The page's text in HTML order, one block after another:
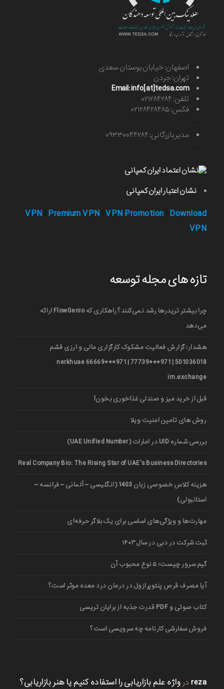
اصفهان: خیابان بوستان سعدی
تهران: جردن
Email: info[at]tedsa.com
تلفن: ۰۲۱۲۸۴۲۸۴
فکس: ۰۲۱۲۸۴۲۸۴۸۵
مدیر بازرگانی: ۰۹۳۳۰۰۴۴۲۸۴
نشان اعتبار ایران کمپانی
VPN Premium VPN VPN Promotion Download
VPN
تازه های مجله توسعه
چرا بیشتر تریدرها رشد نمی‌کنند؟ راهکاری که FlowGenio ارائه
می‌دهد
هشدار: گزارش فعالیت مشکوک کارگزاری مالی و ارزی قشم
501036018 | 971***77739 | 971***66669 nerkhuae
irn.exchange
قبل از خرید میز و صندلی غذاخوری بخون!
روش های تامین امنیت ویلا
بررسی شماره UID در امارات (UAE Unified Number)
Real Company Bio: The Rising Star of UAE’s Business Directories
هزینه کلاس خصوصی زبان 1403 (انگلیسی – آلمانی – فرانسه –
استانبولی)
مهارت‌ها و ویژگی‌های اساسی برای یک بلاگر حرفه‌ای
ثبت شرکت در دبی در سال ۱۴۰۳
گیم سرور چیست؛ ۵ نوع محبوب آن
آیا مصرف قرص پنتوپرازول در درمان درد معده موثر است؟
کتاب صوتی و PDF قدرت جذبه از برایان تریسی
فروش سفارشی کارنامه چه سرویسی است؟
reza در واژه علم بازاریابی را استفاده کنیم یا هنر بازاریابی؟